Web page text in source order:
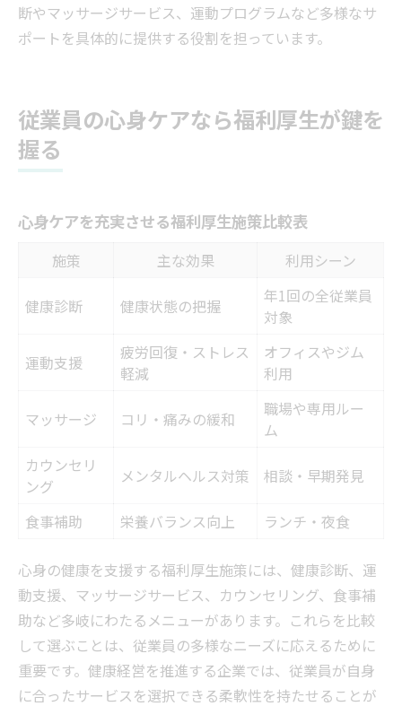
断やマッサージサービス、運動プログラムなど多様なサ
ポートを具体的に提供する役割を担っています。
従業員の心身ケアなら福利厚生が鍵を
握る
心身ケアを充実させる福利厚生施策比較表
施策 主な効果 利用シーン
健康診断 健康状態の把握
年1回の全従業員
対象
運動支援
疲労回復・ストレス
軽減
オフィスやジム
利用
マッサージ コリ・痛みの緩和
職場や専用ルー
ム
カウンセリ
ング
メンタルヘルス対策 相談・早期発見
食事補助 栄養バランス向上 ランチ・夜食
心身の健康を支援する福利厚生施策には、健康診断、運
動支援、マッサージサービス、カウンセリング、食事補
助など多岐にわたるメニューがあります。これらを比較
して選ぶことは、従業員の多様なニーズに応えるために
重要です。健康経営を推進する企業では、従業員が自身
に合ったサービスを選択できる柔軟性を持たせることが